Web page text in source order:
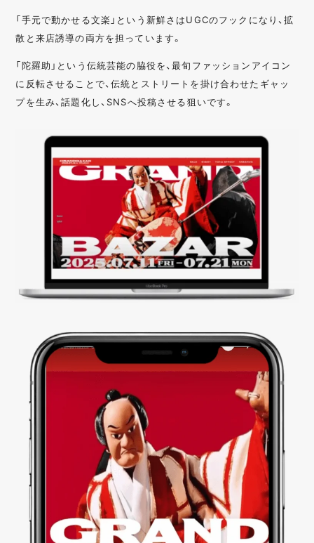
「手元で動かせる文楽」という新鮮さはUGCのフックになり、拡
散と来店誘導の両方を担っています。
「陀羅助」という伝統芸能の脇役を、最旬ファッションアイコン
に反転させることで、伝統とストリートを掛け合わせたギャッ
プを生み、話題化し、SNSへ投稿させる狙いです。